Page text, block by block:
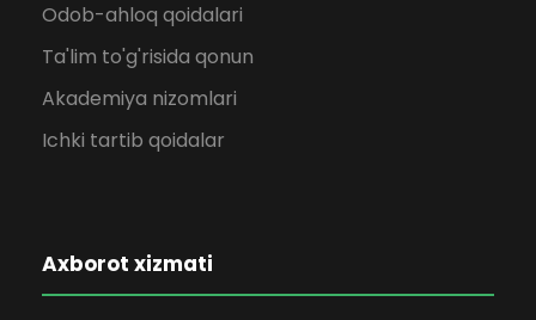
Odob-ahloq qoidalari
Ta'lim to'g'risida qonun
Akademiya nizomlari
Ichki tartib qoidalar
Axborot xizmati